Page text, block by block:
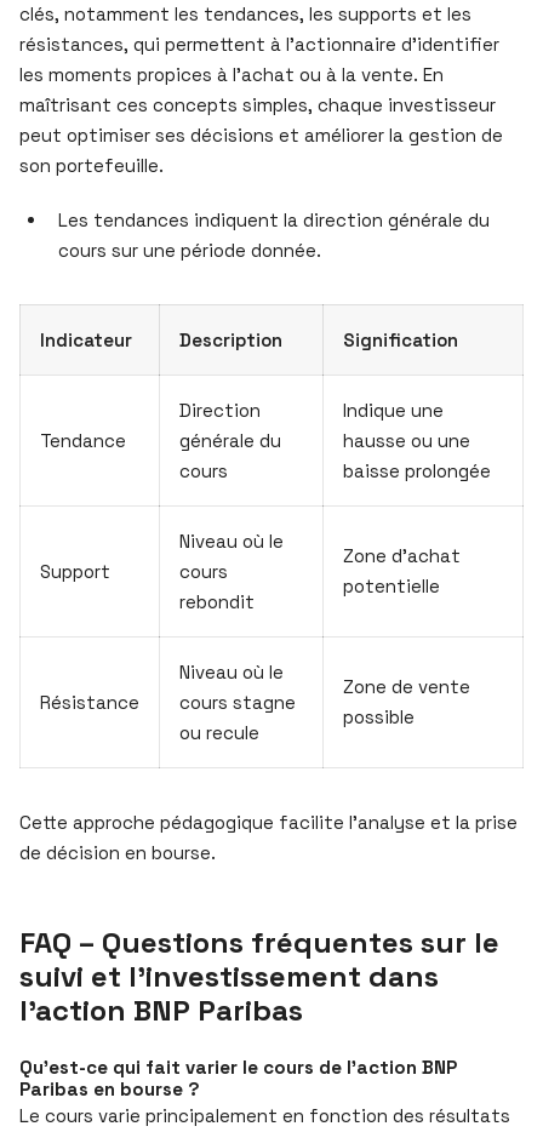
clés, notamment les tendances, les supports et les
résistances, qui permettent à l’actionnaire d’identifier
les moments propices à l’achat ou à la vente. En
maîtrisant ces concepts simples, chaque investisseur
peut optimiser ses décisions et améliorer la gestion de
son portefeuille.
Les tendances indiquent la direction générale du
cours sur une période donnée.
Indicateur Description Signification
Tendance
Direction
générale du
cours
Indique une
hausse ou une
baisse prolongée
Support
Niveau où le
cours
rebondit
Zone d’achat
potentielle
Résistance
Niveau où le
cours stagne
ou recule
Zone de vente
possible
Cette approche pédagogique facilite l’analyse et la prise
de décision en bourse.
FAQ – Questions fréquentes sur le
suivi et l’investissement dans
l’action BNP Paribas
Qu’est-ce qui fait varier le cours de l’action BNP
Paribas en bourse ?
Le cours varie principalement en fonction des résultats